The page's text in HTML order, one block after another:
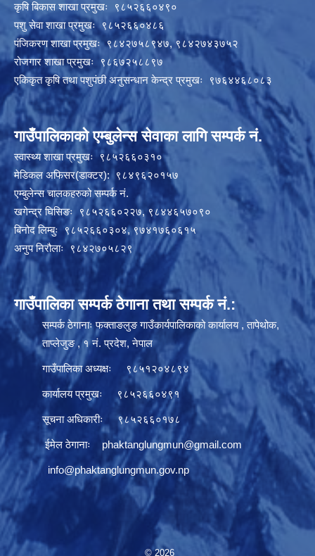
कृषि बिकास शाखा प्रमुखः ९८५२६६०४९०
पशु सेवा शाखा प्रमुखः ९८५२६६०४८६
पंजिकरण शाखा प्रमुखः ९८४२७५८९४७, ९८४२७४३७५२
रोजगार शाखा प्रमुखः ९८६७२५८८९७
एकिकृत कृषि तथा पशुपंछी अनुसन्धान केन्द्र प्रमुखः ९७६४४६८०८३
गाउँपालिकाको एम्बुलेन्स सेवाका लागि सम्पर्क नं.
स्वास्थ्य शाखा प्रमुखः ९८५२६६०३१०
मेडिकल अफिसर(डाक्टर): ९८४९६२०१५७
एम्बुलेन्स चालकहरुको सम्पर्क नं.
खगेन्द्र घिसिङः ९८५२६६०२२७, ९८४४६५७०९०
बिनोद लिम्बुः ९८५२६६०३०४, ९७४१७६०६१५
अनुप निरौलाः ९८४२७०५८२९
गाउँपालिका सम्पर्क ठेगाना तथा सम्पर्क नं.:
सम्पर्क ठेगानाः फक्ताङलुङ गाउँकार्यपालिकाको कार्यालय , तापेथोक,
ताप्लेजुङ , १ नं. प्रदेश, नेपाल
गाउँपालिका अध्यक्षः ९८५१२०४८९४
कार्यालय प्रमुखः ९८५२६६०४९१
सूचना अधिकारीः ९८५२६६०१७८
ईमेल ठेगानाः phaktanglungmun@gmail.com
info@phaktanglungmun.gov.np
© 2026